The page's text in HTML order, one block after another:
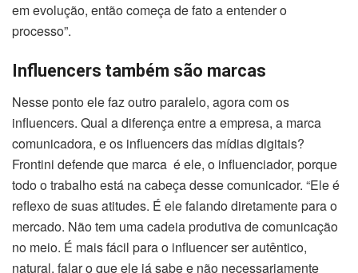
em evolução, então começa de fato a entender o
processo”.
Influencers também são marcas
Nesse ponto ele faz outro paralelo, agora com os
influencers. Qual a diferença entre a empresa, a marca
comunicadora, e os influencers das mídias digitais?
Frontini defende que marca é ele, o influenciador, porque
todo o trabalho está na cabeça desse comunicador. “Ele é
reflexo de suas atitudes. É ele falando diretamente para o
mercado. Não tem uma cadeia produtiva de comunicação
no meio. É mais fácil para o influencer ser autêntico,
natural, falar o que ele já sabe e não necessariamente